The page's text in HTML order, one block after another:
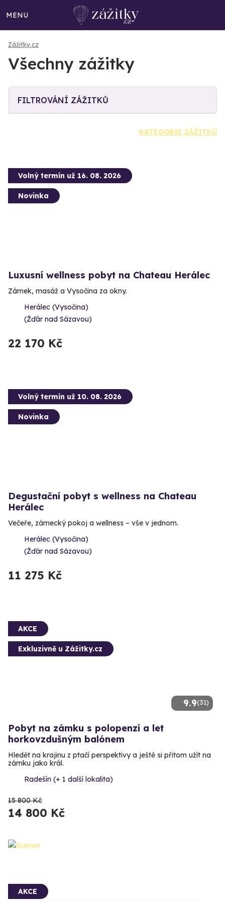
MENU
Zážitky.cz
Všechny zážitky
FILTROVÁNÍ ZÁŽITKŮ
KATEGORIE ZÁŽITKŮ
Volný termín už 16. 08. 2026
Novinka
Luxusní wellness pobyt na Chateau Herálec
Zámek, masáž a Vysočina za okny.
Herálec (Vysočina)
(Žďár nad Sázavou)
22 170 Kč
Volný termín už 10. 08. 2026
Novinka
Degustační pobyt s wellness na Chateau
Herálec
Večeře, zámecký pokoj a wellness – vše v jednom.
Herálec (Vysočina)
(Žďár nad Sázavou)
11 275 Kč
9.9(31)
AKCE
Exkluzivně u Zážitky.cz
Pobyt na zámku s polopenzí a let
horkovzdušným balónem
Hledět na krajinu z ptačí perspektivy a ještě si přitom užít na
zámku jako král.
Radešín (+ 1 další lokalita)
15 800 Kč
14 800 Kč
AKCE